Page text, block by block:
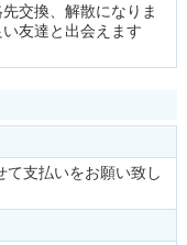
交換、解散になりま
友達と出会えます
て支払いをお願い致し